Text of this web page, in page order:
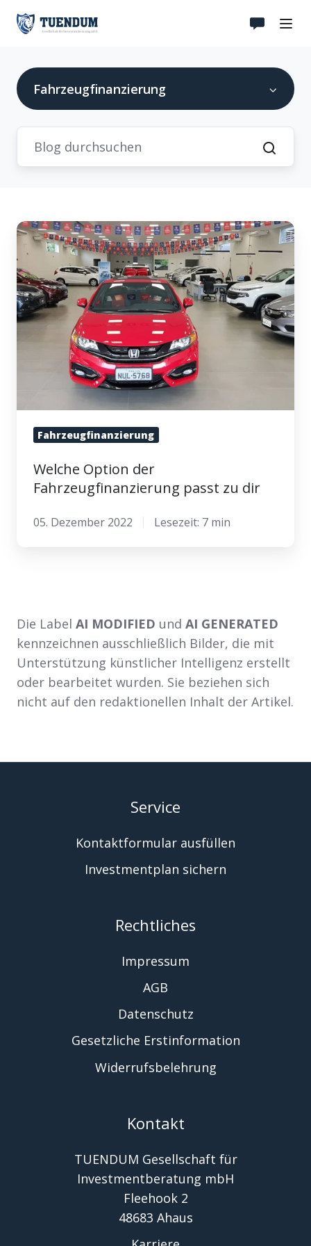
Fahrzeugfinanzierung
Welche
Option
der
Fahrzeugfinanzierung
passt
zu
dir
Fahrzeugfinanzierung
Welche Option der
Fahrzeugfinanzierung passt zu dir
05. Dezember 2022 Lesezeit: 7 min
Die Label AI MODIFIED und AI GENERATED
kennzeichnen ausschließlich Bilder, die mit
Unterstützung künstlicher Intelligenz erstellt
oder bearbeitet wurden. Sie beziehen sich
nicht auf den redaktionellen Inhalt der Artikel.
Service
Kontaktformular ausfüllen
Investmentplan sichern
Rechtliches
Impressum
AGB
Datenschutz
Gesetzliche Erstinformation
Widerrufsbelehrung
Kontakt
TUENDUM Gesellschaft für
Investmentberatung mbH
Fleehook 2
48683 Ahaus